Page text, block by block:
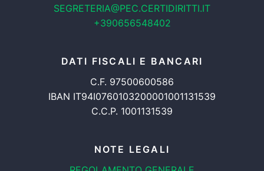
SEGRETERIA@PEC.CERTIDIRITTI.IT
+390656548402
DATI FISCALI E BANCARI
C.F. 97500600586
IBAN IT94I0760103200001001131539
C.C.P. 1001131539
NOTE LEGALI